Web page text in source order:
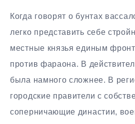
Когда говорят о бунтах
легко представить себе
местные князья единым
против фараона. В
была намного сложнее. В
городские правители с
соперничающие династии,